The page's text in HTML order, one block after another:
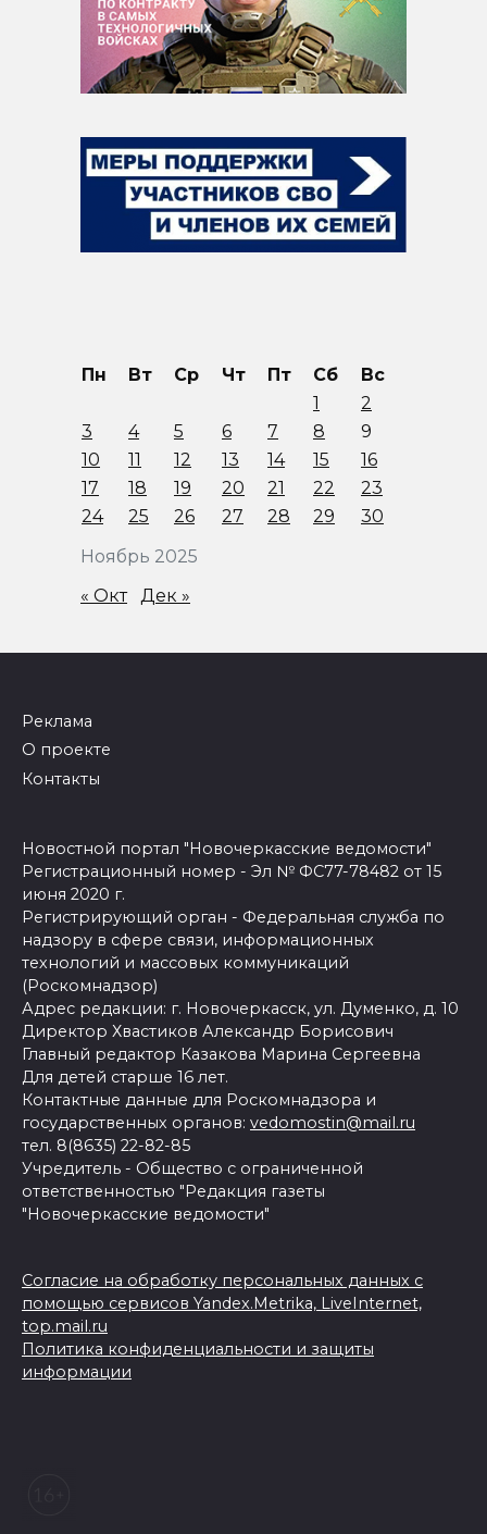
Ноябрь 2025
Пн Вт Ср Чт Пт Сб
Вс
1
2
3
4 5 6 7 8
9
10
11 12 13 14 15
16
17
18 19 20 21 22
23
24
25 26 27 28 29 30
« Окт Дек »
Реклама
О проекте
Контакты
Новостной портал "Новочеркасские ведомости"
Регистрационный номер - Эл № ФС77-78482 от 15
июня 2020 г.
Регистрирующий орган - Федеральная служба по
надзору в сфере связи, информационных
технологий и массовых коммуникаций
(Роскомнадзор)
Адрес редакции: г. Новочеркасск, ул. Думенко, д. 10
Директор Хвастиков Александр Борисович
Главный редактор Казакова Марина Сергеевна
Для детей старше 16 лет.
Контактные данные для Роскомнадзора и
государственных органов: vedomostin@mail.ru
тел. 8(8635) 22-82-85
Учредитель - Общество с ограниченной
ответственностью "Редакция газеты
"Новочеркасские ведомости"
Согласие на обработку персональных данных с
помощью сервисов Yandex.Metrika, LiveInternet,
top.mail.ru
Политика конфиденциальности и защиты
информации